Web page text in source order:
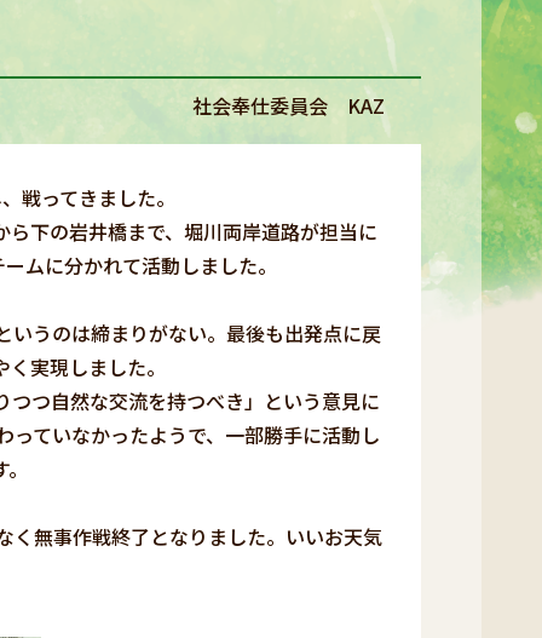
社会奉仕委員会 KAZ
ってきました。
下の岩井橋まで、堀川両岸道路が担当に
ムに分かれて活動しました。
うのは締まりがない。最後も出発点に戻
実現しました。
つ自然な交流を持つべき」という意見に
ていなかったようで、一部勝手に活動し
無事作戦終了となりました。いいお天気